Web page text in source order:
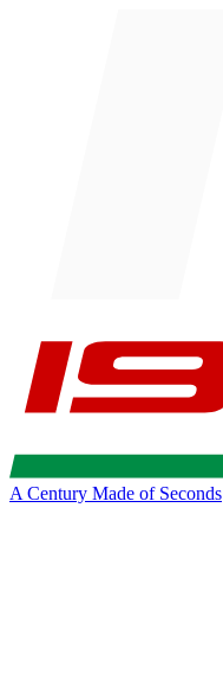
A Century Made of Seconds